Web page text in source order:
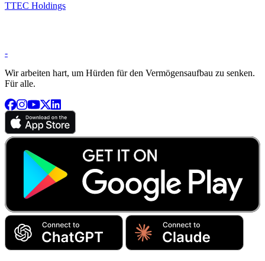
TTEC Holdings
-
Wir arbeiten hart, um Hürden für den Vermögensaufbau zu senken.
Für alle.